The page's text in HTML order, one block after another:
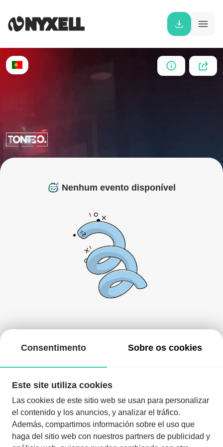
Nenhum evento disponível
Pode voltar mais tarde ou procurar outros eventos.
Consentimento Sobre os cookies
Este site utiliza cookies
Las cookies de este sitio web se usan para personalizar
el contenido y los anuncios, y analizar el tráfico.
Además, compartimos información sobre el uso que
haga del sitio web con nuestros partners de publicidad y